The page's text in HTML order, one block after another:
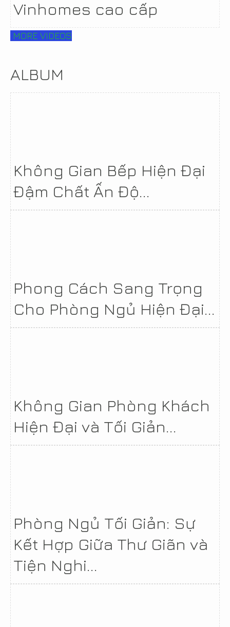
Vinhomes cao cấp
MORE VIDEOS
ALBUM
Không Gian Bếp Hiện Đại
Đậm Chất Ấn Độ...
Phong Cách Sang Trọng
Cho Phòng Ngủ Hiện Đại...
Không Gian Phòng Khách
Hiện Đại và Tối Giản...
Phòng Ngủ Tối Giản: Sự
Kết Hợp Giữa Thư Giãn và
Tiện Nghi...